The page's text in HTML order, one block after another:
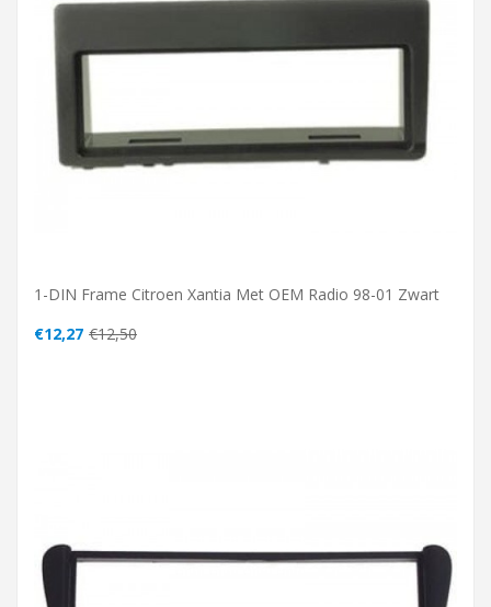
1-DIN Frame Citroen Xantia Met OEM Radio 98-01 Zwart
€12,27 €12,50